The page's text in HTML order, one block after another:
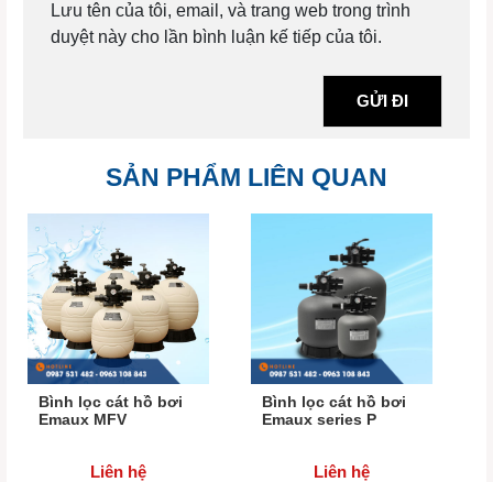
Lưu tên của tôi, email, và trang web trong trình
duyệt này cho lần bình luận kế tiếp của tôi.
SẢN PHẨM LIÊN QUAN
Bình lọc cát hồ bơi
Emaux MFV
Liên hệ
Bình lọc cát hồ bơi
Emaux series P
Liên hệ